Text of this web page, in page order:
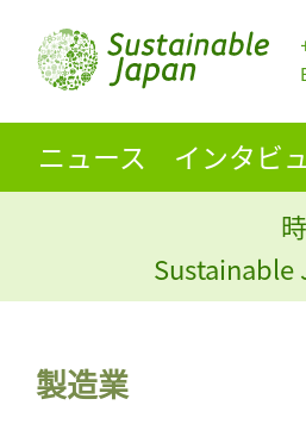
ニュース インタビ
Sustainable
製造業